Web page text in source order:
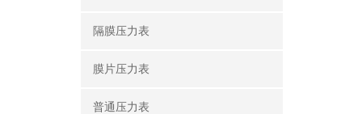
隔膜压力表
膜片压力表
普通压力表